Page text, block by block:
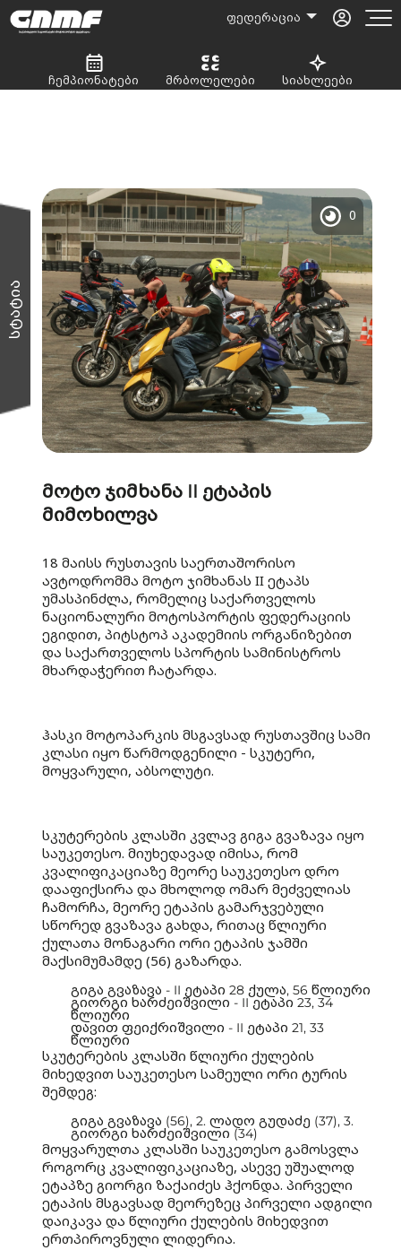
ფედერაცია
ჩემპიონატები მრბოლელები სიახლეები
სტატია
0
მოტო ჯიმხანა II ეტაპის
მიმოხილვა
18 მაისს რუსთავის საერთაშორისო
ავტოდრომმა მოტო ჯიმხანას II ეტაპს
უმასპინძლა, რომელიც საქართველოს
ნაციონალური მოტოსპორტის ფედერაციის
ეგიდით, პიტსტოპ აკადემიის ორგანიზებით
და საქართველოს სპორტის სამინისტროს
მხარდაჭერით ჩატარდა.
ჰასკი მოტოპარკის მსგავსად რუსთავშიც სამი
კლასი იყო წარმოდგენილი - სკუტერი,
მოყვარული, აბსოლუტი.
სკუტერების კლასში კვლავ გიგა გვაზავა იყო
საუკეთესო. მიუხედავად იმისა, რომ
კვალიფიკაციაზე მეორე საუკეთესო დრო
დააფიქსირა და მხოლოდ ომარ მეძველიას
ჩამორჩა, მეორე ეტაპის გამარჯვებული
სწორედ გვაზავა გახდა, რითაც წლიური
ქულათა მონაგარი ორი ეტაპის ჯამში
მაქსიმუმამდე (56) გაზარდა.
გიგა გვაზავა - II ეტაპი 28 ქულა, 56 წლიური
გიორგი ხარძეიშვილი - II ეტაპი 23, 34
წლიური
დავით ფეიქრიშვილი - II ეტაპი 21, 33
წლიური
სკუტერების კლასში წლიური ქულების
მიხედვით საუკეთესო სამეული ორი ტურის
შემდეგ:
გიგა გვაზავა (56), 2. ლადო გუდაძე (37), 3.
გიორგი ხარძეიშვილი (34)
მოყვარულთა კლასში საუკეთესო გამოსვლა
როგორც კვალიფიკაციაზე, ასევე უშუალოდ
ეტაპზე გიორგი ზაქაიძეს ჰქონდა. პირველი
ეტაპის მსგავსად მეორეზეც პირველი ადგილი
დაიკავა და წლიური ქულების მიხედვით
ერთპიროვნული ლიდერია.